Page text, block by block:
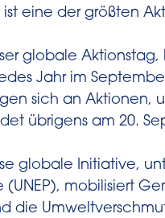
eine der größten
globale
Jahr im
sich an Aktionen,
übrigens am 20.
globale Initiative,
(UNEP), mobilisiert
die